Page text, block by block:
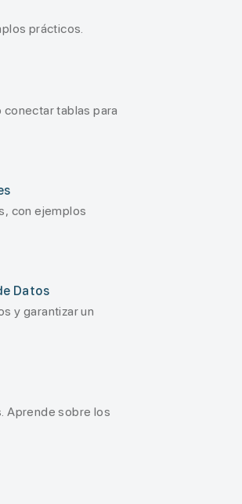
prácticos.
tablas para
con ejemplos
Datos
y garantizar un
Aprende sobre los